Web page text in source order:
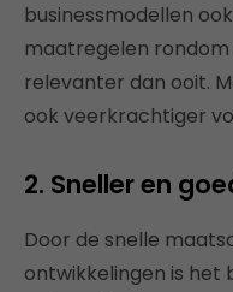
businessmodellen
maatregelen rondom
relevanter dan ooit.
ook veerkrachtiger
2. Sneller en
Door de snelle
ontwikkelingen is het